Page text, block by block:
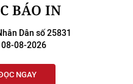
BÁO IN
Dân số 25831
08-08-2026
NGAY